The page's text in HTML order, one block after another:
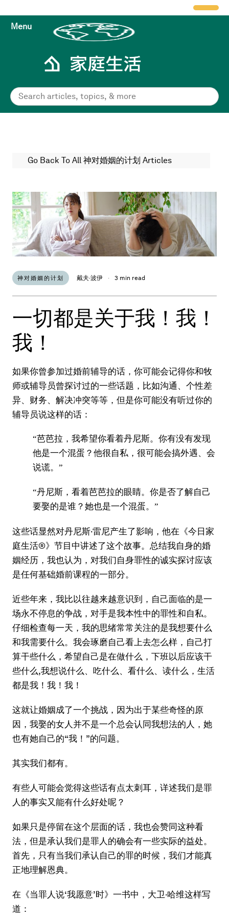
Menu
Go Back To All 神对婚姻的计划 Articles
神对婚姻的计划 戴夫·波伊 · 3 min read
一切都是关于我！我！
我！
如果你曾参加过婚前辅导的话，你可能会记得你和牧
师或辅导员曾探讨过的一些话题，比如沟通、个性差
异、财务、解决冲突等等，但是你可能没有听过你的
辅导员说这样的话：
“芭芭拉，我希望你看着丹尼斯。你有没有发现
他是一个混蛋？他很自私，很可能会搞外遇、会
说谎。”
“丹尼斯，看着芭芭拉的眼睛。你是否了解自己
要娶的是谁？她也是一个混蛋。”
这些话显然对丹尼斯·雷尼产生了影响，他在《今日家
庭生活®》节目中讲述了这个故事。总结我自身的婚
姻经历，我也认为，对我们自身罪性的诚实探讨应该
是任何基础婚前课程的一部分。
近些年来，我比以往越来越意识到，自己面临的是一
场永不停息的争战，对手是我本性中的罪性和自私。
仔细检查每一天，我的思绪常常关注的是我想要什么
和我需要什么。我会琢磨自己看上去怎么样，自己打
算干些什么，希望自己是在做什么，下班以后应该干
些什么,我想说什么、吃什么、看什么、读什么，生活
都是我！我！我！
这就让婚姻成了一个挑战，因为出于某些奇怪的原
因，我娶的女人并不是一个总会认同我想法的人，她
也有她自己的“我！”的问题。
其实我们都有。
有些人可能会觉得这些话有点太刺耳，详述我们是罪
人的事实又能有什么好处呢？
如果只是停留在这个层面的话，我也会赞同这种看
法，但是承认我们是罪人的确会有一些实际的益处。
首先，只有当我们承认自己的罪的时候，我们才能真
正地理解恩典。
在《当罪人说‘我愿意’时》一书中，大卫·哈维这样写
道：